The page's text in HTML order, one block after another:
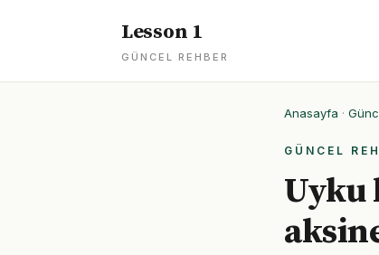
Lesson 1
GÜNCEL REHBER
Anasayfa ·
GÜNCEL
Uyku